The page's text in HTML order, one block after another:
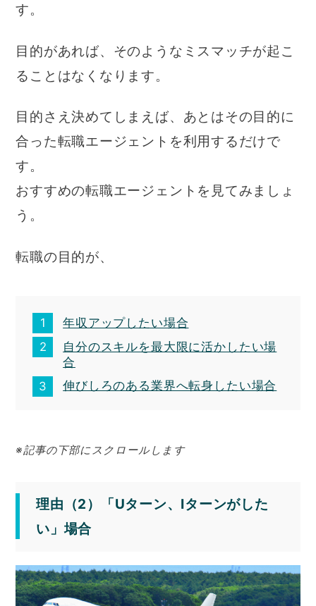
す。
目的があれば、そのようなミスマッチが起こ
ることはなくなります。
目的さえ決めてしまえば、あとはその目的に
合った転職エージェントを利用するだけで
す。
おすすめの転職エージェントを見てみましょ
う。
転職の目的が、
年収アップしたい場合
自分のスキルを最大限に活かしたい場
合
伸びしろのある業界へ転身したい場合
※記事の下部にスクロールします
理由（2）「Uターン、Iターンがした
い」場合